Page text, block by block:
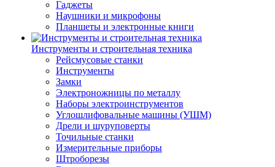
Гаджеты
Наушники и микрофоны
Планшеты и электронные книги
Инструменты и строительная техника
Рейсмусовые станки
Инструменты
Замки
Электроножницы по металлу
Наборы электроинструментов
Углошлифовальные машины (УШМ)
Дрели и шуруповерты
Точильные станки
Измерительные приборы
Штроборезы